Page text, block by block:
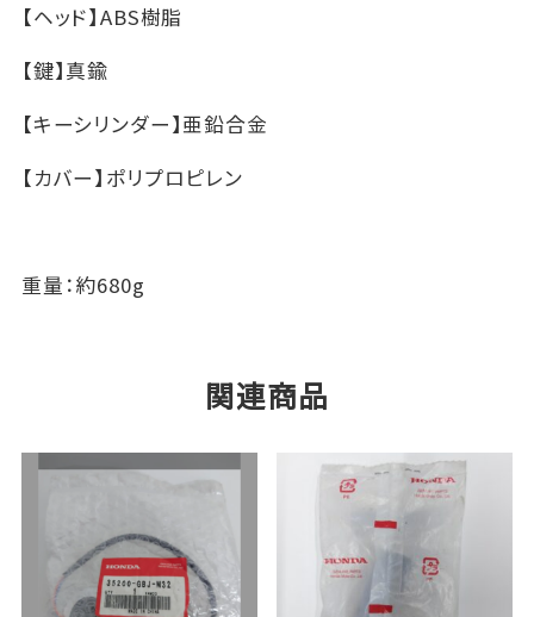
ロ
ク:
ー
工
【ヘッド】ABS樹脂
【鍵】真鍮
【キーシリンダー】亜鉛合金
【カバー】ポリプロピレン
重量：約680g
関連商品